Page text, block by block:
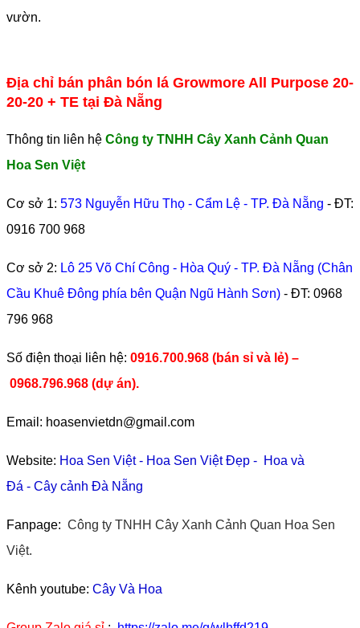
vườn.
Địa chỉ bán phân bón lá Growmore All Purpose 20-
20-20 + TE tại Đà Nẵng
Thông tin liên hệ Công ty TNHH Cây Xanh Cảnh Quan
Hoa Sen Việt
Cơ sở 1: 573 Nguyễn Hữu Thọ - Cẩm Lệ - TP. Đà Nẵng - ĐT:
0916 700 968
Cơ sở 2: Lô 25 Võ Chí Công - Hòa Quý - TP. Đà Nẵng (Chân
Cầu Khuê Đông phía bên Quận Ngũ Hành Sơn) - ĐT: 0968
796 968
​Số điện thoại liên hệ: 0916.700.968 (bán sỉ và lẻ) –
0968.796.968 (dự án).
Email: hoasenvietdn@gmail.com
Website: Hoa Sen Việt- Hoa Sen Việt Đẹp - Hoa và
Đá - Cây cảnh Đà Nẵng
Fanpage: Công ty TNHH Cây Xanh Cảnh Quan Hoa Sen
Việt.
Kênh youtube: Cây Và Hoa